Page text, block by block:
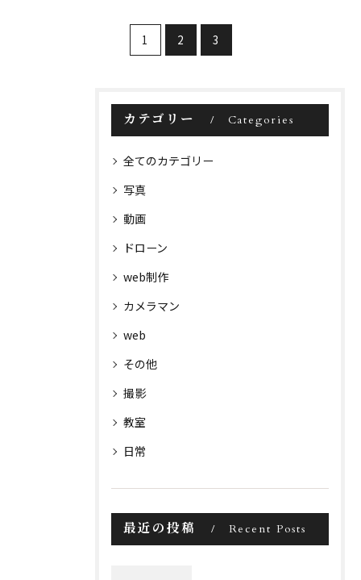
1 2 3
カテゴリー Categories
全てのカテゴリー
写真
動画
ドローン
web制作
カメラマン
web
その他
撮影
教室
日常
最近の投稿 Recent Posts